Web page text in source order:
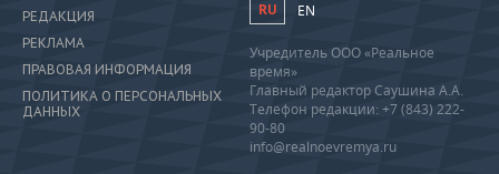
РЕДАКЦИЯ
РЕКЛАМА
ПРАВОВАЯ ИНФОРМАЦИЯ
ПОЛИТИКА О ПЕРСОНАЛЬНЫХ
ДАННЫХ
RU EN
Учредитель ООО «Реальное
время»
Главный редактор Саушина А.А.
Телефон редакции: +7 (843) 222-
90-80
info@realnoevremya.ru